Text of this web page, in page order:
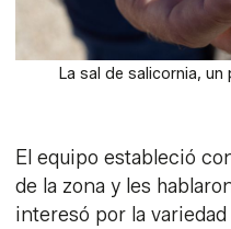
La sal de salicornia,
El equipo estableció
de la zona y les
interesó por la